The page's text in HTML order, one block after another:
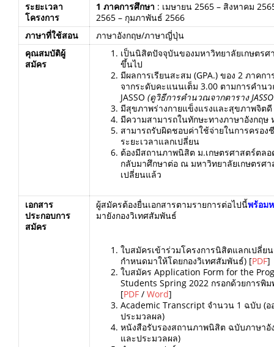
ระยะเวลา
โครงการ
1 ภาคการศึกษา : เมษายน 2565 – สิงหาคม
2565 – กุมภาพันธ์ 2566
ภาษาที่ใช้สอน
ภาษาอังกฤษ/ภาษาญี่ปุ่น
คุณสมบัติผู้
สมัคร
เป็นนิสิตปัจจุบันของมหาวิทยาลัยเกษตร
ขึ้นไป
มีผลการเรียนสะสม (GPA.) ของ 2 ภาคก
จากระดับคะแนนเต็ม 3.00 ตามการคำน
JASSO (ดูวิธีการคำนวณจากตาราง
มีสุขภาพร่างกายแข็งแรงและสุขภาพจิตดี
มีความสามารถในทักษะทางภาษาอังกฤ
สามารถรับผิดชอบค่าใช้จ่ายในการครอ
ระยะเวลาแลกเปลี่ยน
ต้องมีสถานภาพนิสิต ม.เกษตรศาสตร์ตลอ
กลับมาศึกษาต่อ ณ มหาวิทยาลัยเกษตรศ
เปลี่ยนแล้ว
เอกสาร
ประกอบการ
สมัคร
ผู้สมัครต้องยื่นเอกสารตามรายการต่อไปนี้พร้อม
มายังกองวิเทศสัมพันธ์
ใบสมัครเข้าร่วมโครงการนิสิตแลกเปลี่ย
กำหนดมาให้โดยกองวิเทศสัมพันธ์) [PDF]
ใบสมัคร Application Form for the
Students Spring 2022 กรอกด้วยการพิ
[PDF / Word]
Academic Transcript จำนวน 1 ฉบับ (
ประมวลผล)
หนังสือรับรองสถานภาพนิสิต ฉบับภาษาอั
และประมวลผล)